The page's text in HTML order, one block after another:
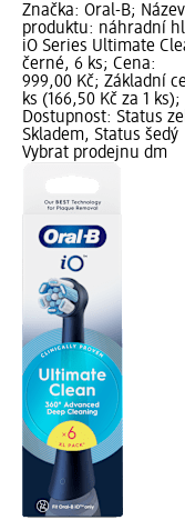
Značka: Oral-B; Název
produktu: náhradní
iO Series Ultimate
černé, 6 ks; Cena:
999,00 Kč; Základní
ks (166,50 Kč za 1 ks);
Dostupnost: Status
Skladem, Status šedý
Vybrat prodejnu dm